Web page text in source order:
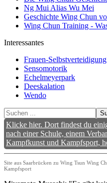
Ng Mui Alias Wu Mei
Geschichte Wing Chun
Wing Chun Training -
Interessantes
Frauen-Selbstverteidigung
Sensomotorik
Echelmeyerpark
Deeskalation
Wendo
Klicke hier. Dort findest du
nach einer Schule, einem
Kampfkunst und Kampfsport,
Site aus Saarbrücken zu Wing Tsun Wing
Kampfsport